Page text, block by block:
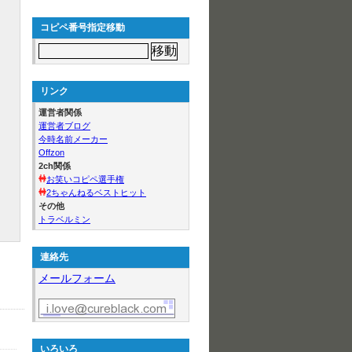
コピペ番号指定移動
リンク
運営者関係
運営者ブログ
今時名前メーカー
Offzon
2ch関係
お笑いコピペ選手権
2ちゃんねるベストヒット
その他
トラベルミン
連絡先
メールフォーム
いろいろ